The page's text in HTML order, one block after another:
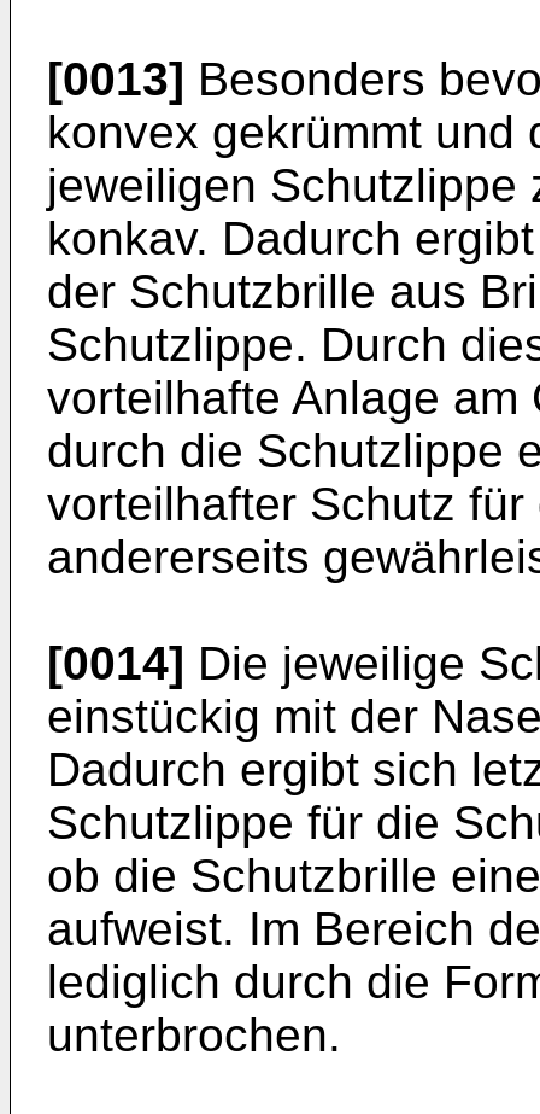
[0013] Besonders
konvex gekrümmt und
jeweiligen Schutzlippe
konkav. Dadurch
der Schutzbrille aus
Schutzlippe. Durch
vorteilhafte Anlage
durch die Schutzlippe
vorteilhafter Schutz
andererseits
[0014] Die jeweilige
einstückig mit der
Dadurch ergibt sich
Schutzlippe für die
ob die Schutzbrille
aufweist. Im Bereich
lediglich durch die
unterbrochen.